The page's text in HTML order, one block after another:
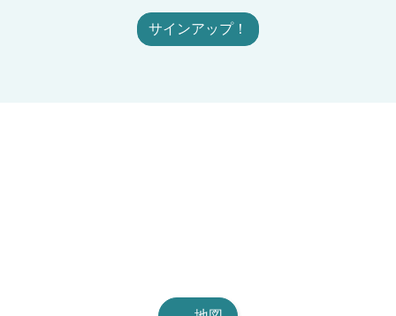
サインアップ！